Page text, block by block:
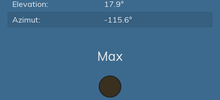
Elevation:
17.9°
Azimut:
-115.6°
Max